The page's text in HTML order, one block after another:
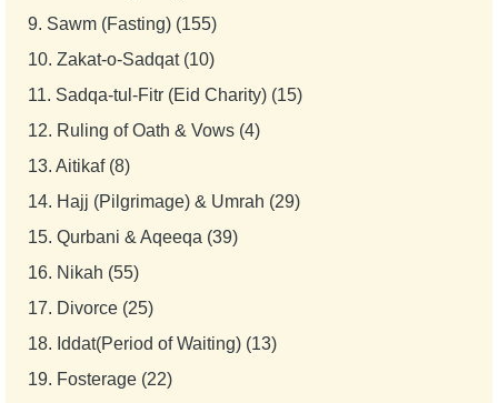
9. Sawm (Fasting) (155)
10. Zakat-o-Sadqat (10)
11. Sadqa-tul-Fitr (Eid Charity) (15)
12. Ruling of Oath & Vows (4)
13. Aitikaf (8)
14. Hajj (Pilgrimage) & Umrah (29)
15. Qurbani & Aqeeqa (39)
16. Nikah (55)
17. Divorce (25)
18. Iddat(Period of Waiting) (13)
19. Fosterage (22)